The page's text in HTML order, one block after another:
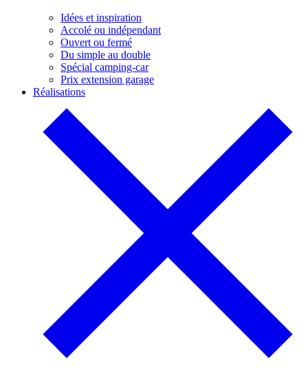
Idées et inspiration
Accolé ou indépendant
Ouvert ou fermé
Du simple au double
Spécial camping-car
Prix extension garage
Réalisations